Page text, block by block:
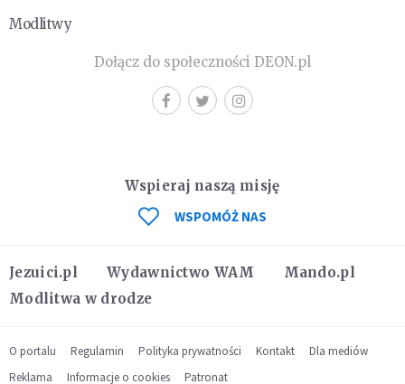
Modlitwy
Dołącz do społeczności DEON.pl
Jezuici.pl Wydawnictwo WAM
Mando.pl
Modlitwa w drodze
Wspieraj naszą misję
WSPOMÓŻ NAS
O portalu Regulamin Polityka prywatności Kontakt
Dla mediów
Reklama
Informacje o cookies Patronat